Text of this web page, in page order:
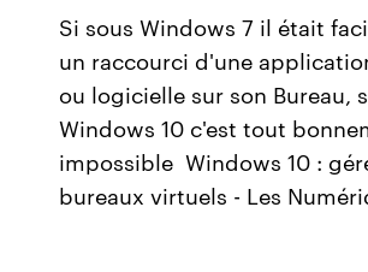
Si sous Windows 7 il était
un raccourci d'une
ou logicielle sur son Bureau,
Windows 10 c'est tout
impossible Windows 10 :
bureaux virtuels - Les